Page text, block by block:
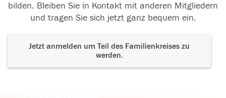
bilden. Bleiben Sie in Kontakt mit anderen Mitgliedern
und tragen Sie sich jetzt ganz bequem ein.
Jetzt anmelden um Teil des Familienkreises zu
werden.